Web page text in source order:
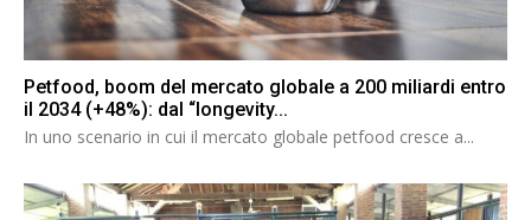
Petfood, boom del mercato globale a 200 miliardi entro
il 2034 (+48%): dal “longevity...
In uno scenario in cui il mercato globale petfood cresce a...